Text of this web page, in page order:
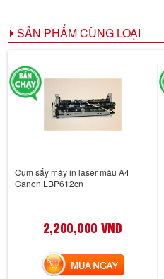
SẢN PHẨM CÙNG LOẠI
Cụm sấy máy in laser màu A4
Canon LBP612cn
2,200,000 VND
MUA NGAY